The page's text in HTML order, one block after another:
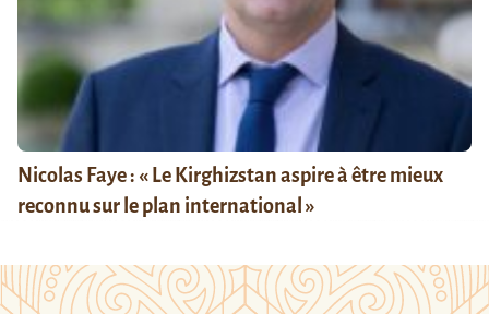
Nicolas Faye : « Le Kirghizstan aspire à être mieux
reconnu sur le plan international »